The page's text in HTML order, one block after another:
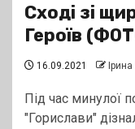
Сході зі
Героїв
16.09.2021
Під час минулої
"Горислави"